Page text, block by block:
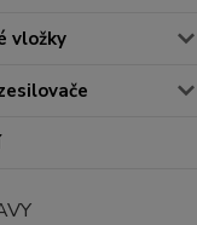
vložky